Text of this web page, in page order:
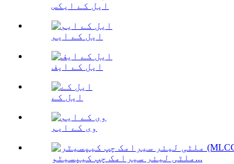
ایل کے ایکس
ایل کے ایم
ایل کے ایف
ایل کے
وی کے ایم
ملٹی لیئر سیرامک ​​چپ کیپسیٹو...